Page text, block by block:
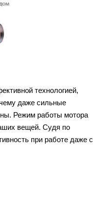
технологией,
даже сильные
Режим работы мотора
вещей. Судя по
при работе даже с